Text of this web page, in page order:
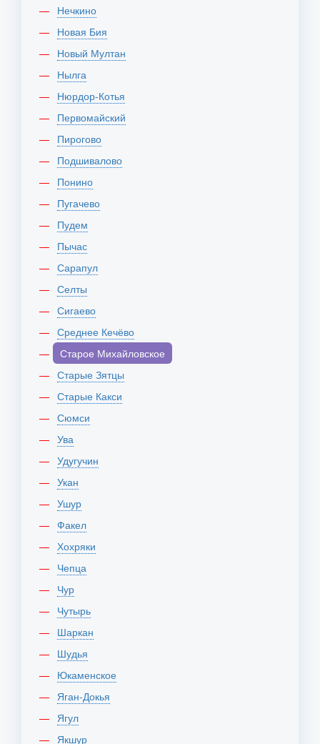
Нечкино
Новая Бия
Новый Мултан
Нылга
Нюрдор-Котья
Первомайский
Пирогово
Подшивалово
Понино
Пугачево
Пудем
Пычас
Сарапул
Селты
Сигаево
Среднее Кечёво
Старое Михайловское
Старые Зятцы
Старые Какси
Сюмси
Ува
Удугучин
Укан
Ушур
Факел
Хохряки
Чепца
Чур
Чутырь
Шаркан
Шудья
Юкаменское
Яган-Докья
Ягул
Якшур